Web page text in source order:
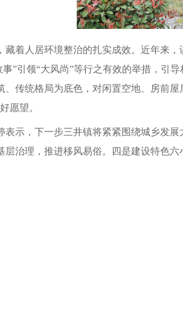
藏着人居环境整治的扎实成效。近年来
事”引领“大风尚”等行之有效的举措，引
、传统格局为底色，对闲置空地、房前
愿望。
表示，下一步三井镇将紧紧围绕城乡发
层治理，推进移风易俗。四是建设特色六